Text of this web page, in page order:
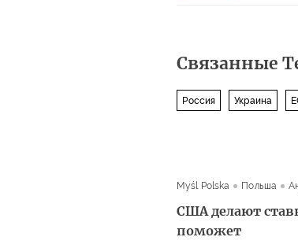
Связанные
Россия Украина
Myśl Polska Польша
США делают
поможет